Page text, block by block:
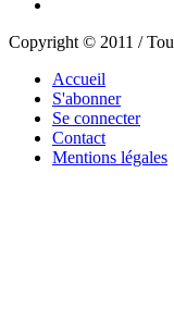
Copyright © 2011 /
Accueil
S'abonner
Se connecter
Contact
Mentions légales